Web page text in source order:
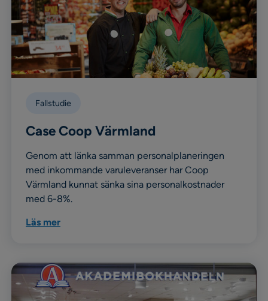
Fallstudie
Case Coop Värmland
Genom att länka samman personalplaneringen
med inkommande varuleveranser har Coop
Värmland kunnat sänka sina personalkostnader
med 6-8%.
Läs mer